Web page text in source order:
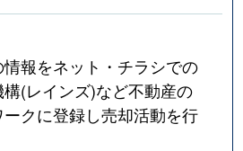
報をネット・チラシでの
(レインズ)など不動産の
クに登録し売却活動を行